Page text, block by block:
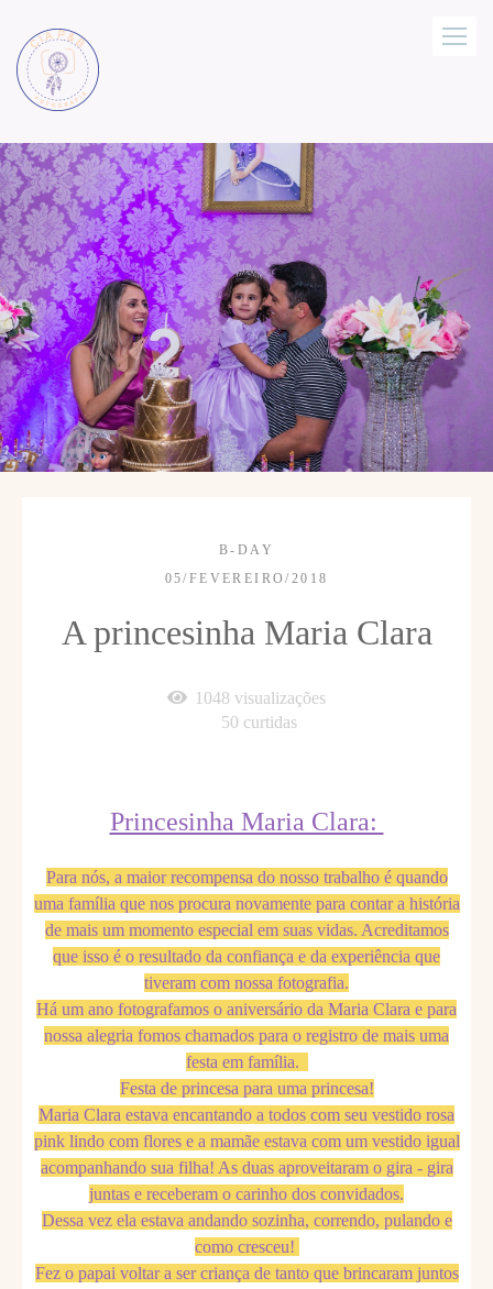
B-DAY
05/FEVEREIRO/2018
A princesinha Maria Clara
1048 visualizações
50 curtidas
Princesinha Maria Clara:
Para nós, a maior recompensa do nosso trabalho é quando
uma família que nos procura novamente para contar a história
de mais um momento especial em suas vidas. Acreditamos
que isso é o resultado da confiança e da experiência que
tiveram com nossa fotografia.
Há um ano fotografamos o aniversário da Maria Clara e para
nossa alegria fomos chamados para o registro de mais uma
festa em família.
Festa de princesa para uma princesa!
Maria Clara estava encantando a todos com seu vestido rosa
pink lindo com flores e a mamãe estava com um vestido igual
acompanhando sua filha! As duas aproveitaram o gira - gira
juntas e receberam o carinho dos convidados.
Dessa vez ela estava andando sozinha, correndo, pulando e
como cresceu!
Fez o papai voltar a ser criança de tanto que brincaram juntos